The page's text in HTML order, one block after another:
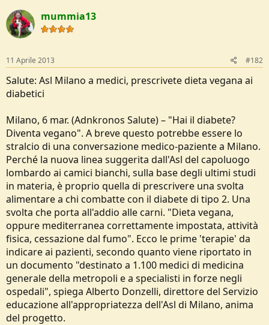
mummia13
11 Aprile 2013 #182
Salute: Asl Milano a medici, prescrivete dieta vegana ai
diabetici
Milano, 6 mar. (Adnkronos Salute) – "Hai il diabete?
Diventa vegano". A breve questo potrebbe essere lo
stralcio di una conversazione medico-paziente a Milano.
Perché la nuova linea suggerita dall'Asl del capoluogo
lombardo ai camici bianchi, sulla base degli ultimi studi
in materia, è proprio quella di prescrivere una svolta
alimentare a chi combatte con il diabete di tipo 2. Una
svolta che porta all'addio alle carni. "Dieta vegana,
oppure mediterranea correttamente impostata, attività
fisica, cessazione dal fumo". Ecco le prime 'terapie' da
indicare ai pazienti, secondo quanto viene riportato in
un documento "destinato a 1.100 medici di medicina
generale della metropoli e a specialisti in forze negli
ospedali", spiega Alberto Donzelli, direttore del Servizio
educazione all'appropriatezza dell'Asl di Milano, anima
del progetto.